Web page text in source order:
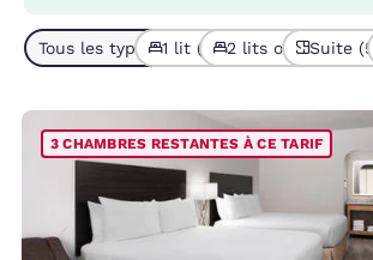
Tous les types de chambres (10)
1 lit (6) 2 lits ou + (4)Suite (5)
3 CHAMBRES RESTANTES À CE TARIF